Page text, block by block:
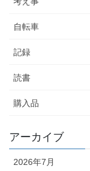
自転車
記録
読書
購入品
アーカイブ
2026年7月